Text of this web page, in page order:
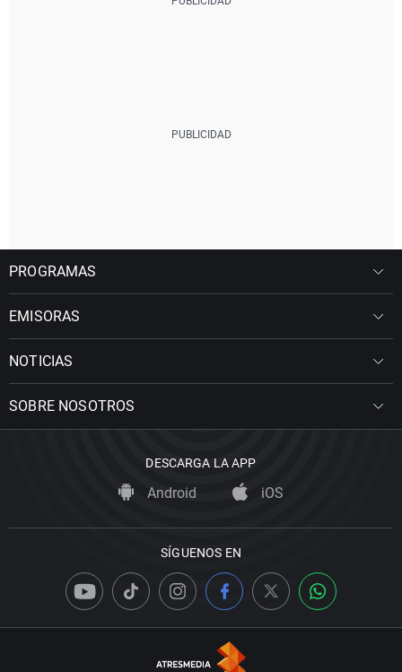
PROGRAMAS
EMISORAS
NOTICIAS
SOBRE NOSOTROS
DESCARGA LA APP
Android iOS
SÍGUENOS EN